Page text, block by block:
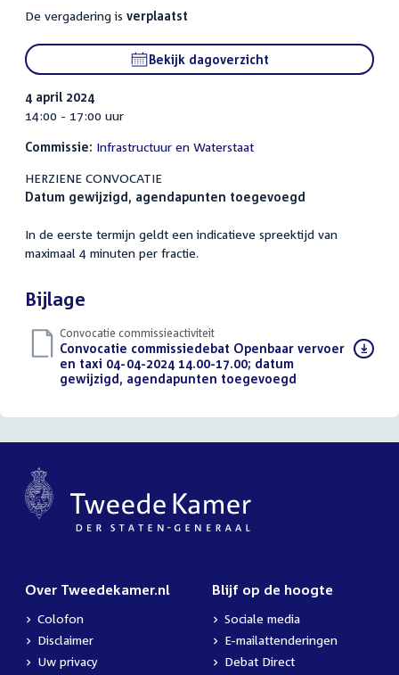
activiteit
De vergadering is verplaatst
Bekijk dagoverzicht
4 april 2024
14:00 - 17:00 uur
Commissie: Infrastructuur en Waterstaat
HERZIENE CONVOCATIE
Datum gewijzigd, agendapunten toegevoegd
In de eerste termijn geldt een indicatieve spreektijd van
maximaal 4 minuten per fractie.
Bijlage
Convocatie commissieactiviteit
Download
bestand:
Convocatie commissiedebat Openbaar vervoer
en taxi 04-04-2024 14.00-17.00; datum
gewijzigd, agendapunten toegevoegd
Over Tweedekamer.nl
Colofon
Disclaimer
Uw privacy
Blijf op de hoogte
Sociale media
E-mailattenderingen
Debat Direct